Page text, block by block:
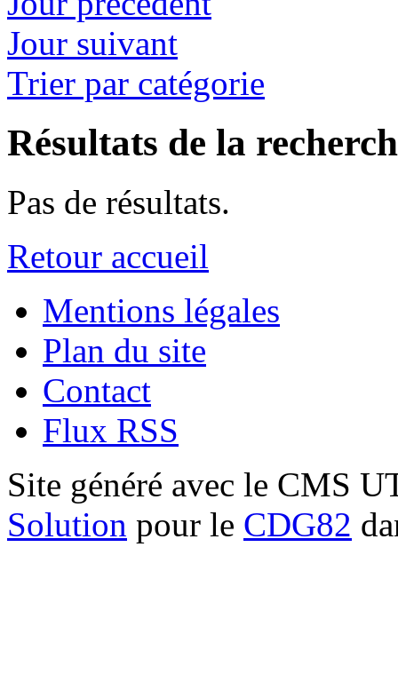
Jour suivant
Trier par catégorie
Résultats de la
Pas de résultats.
Retour accueil
Mentions légales
Plan du site
Contact
Flux RSS
Site généré avec le CMS
Solution pour le CDG82